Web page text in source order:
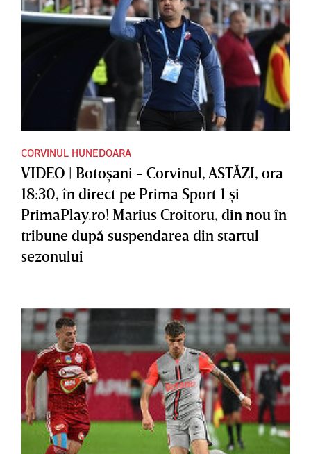
CORVINUL HUNEDOARA
VIDEO | Botoşani - Corvinul, ASTĂZI, ora
18:30, în direct pe Prima Sport 1 şi
PrimaPlay.ro! Marius Croitoru, din nou în
tribune după suspendarea din startul
sezonului